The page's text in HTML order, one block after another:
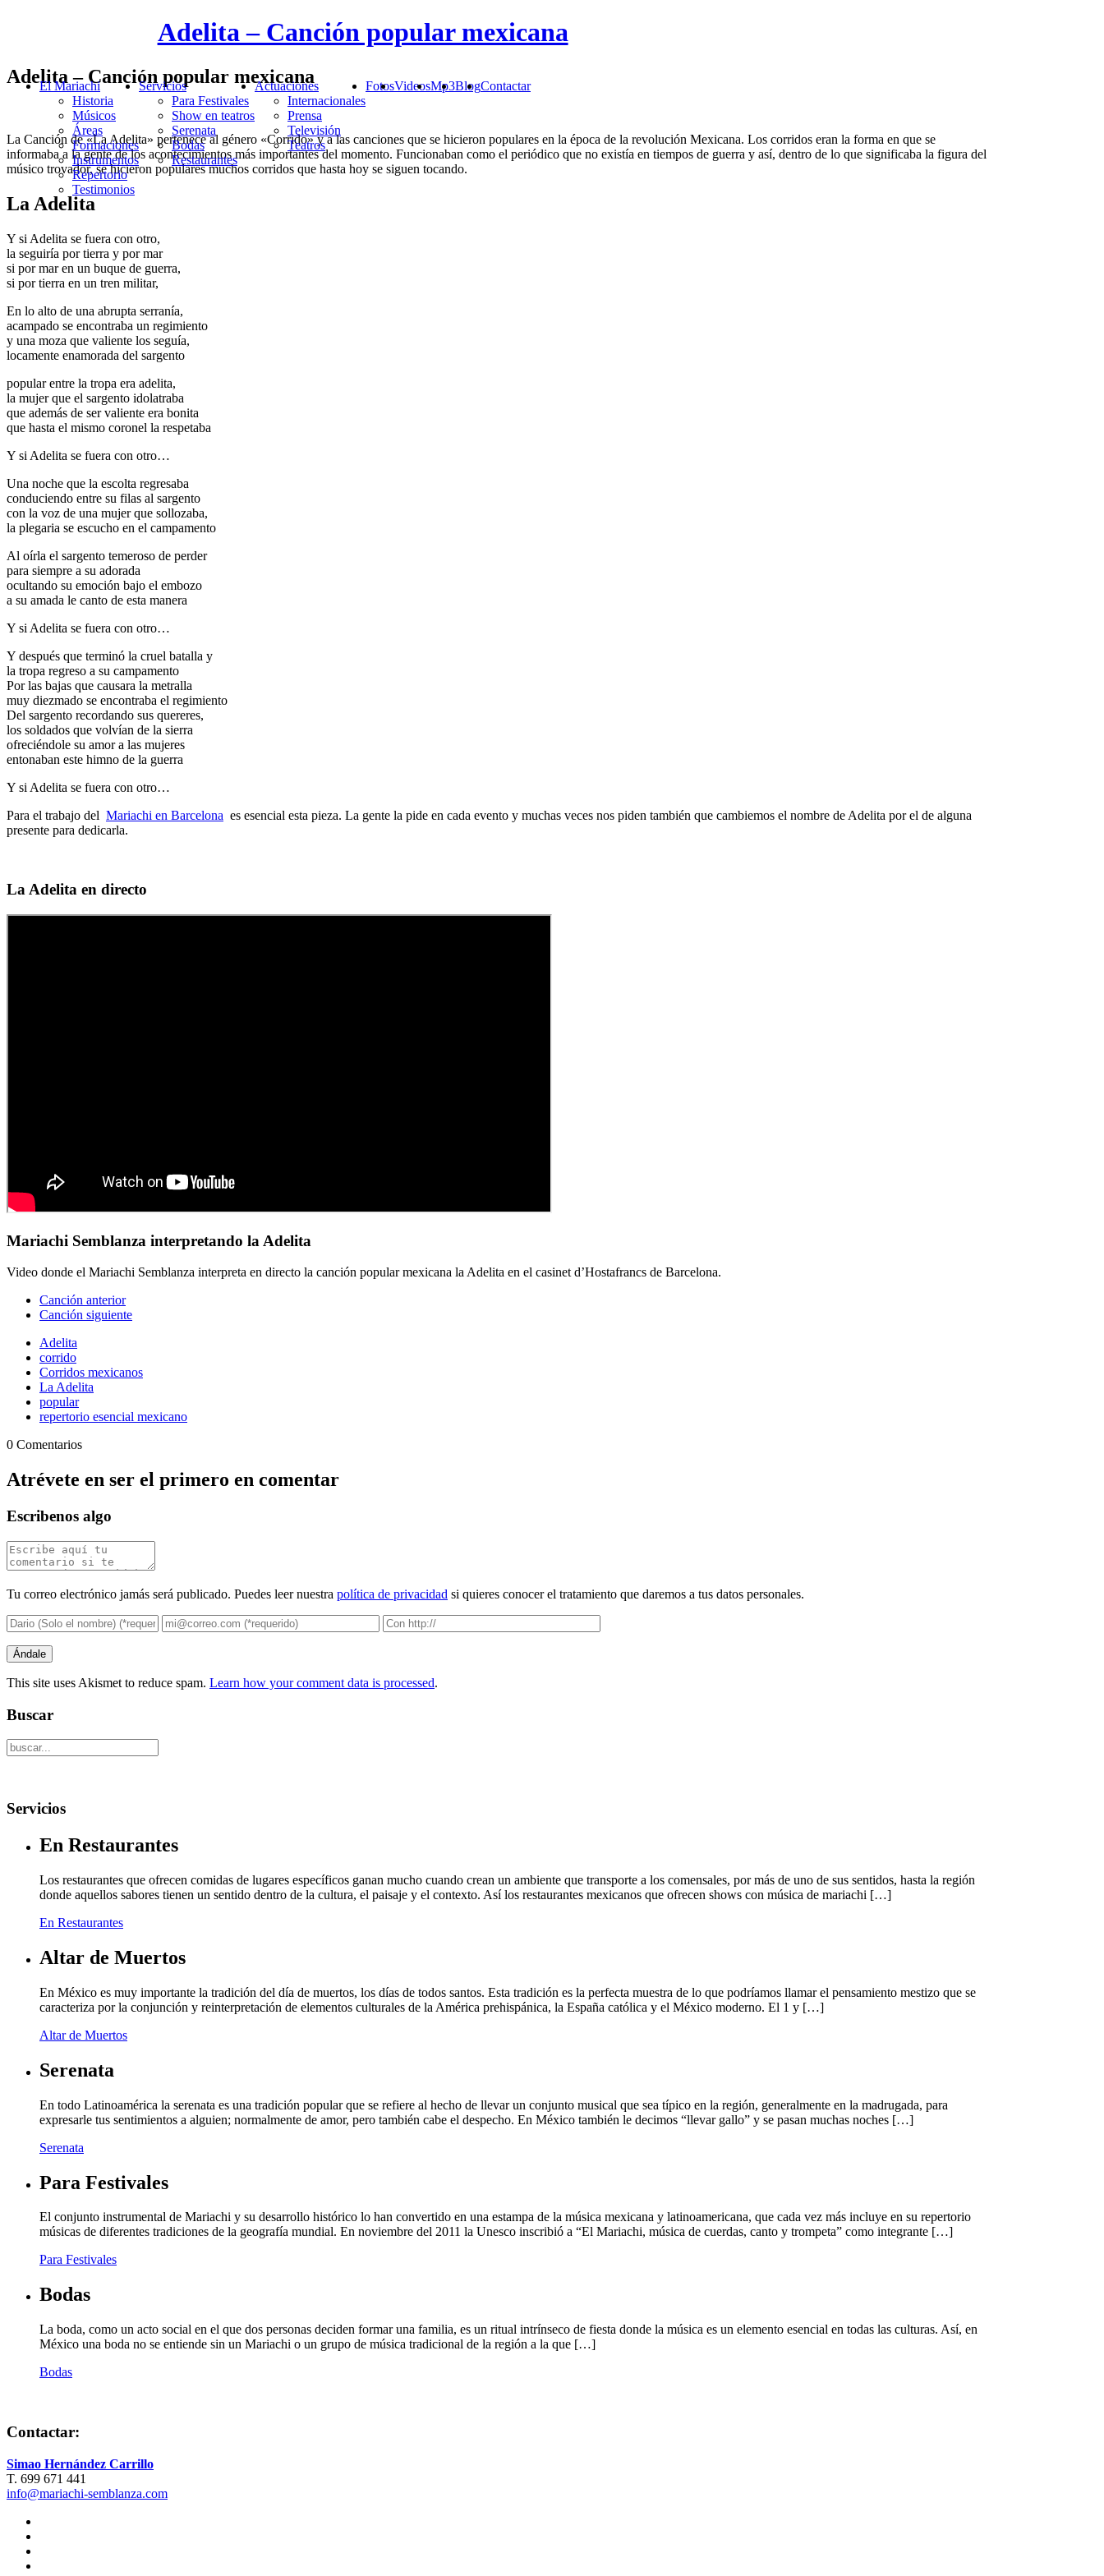
Adelita – Canción popular mexicana
El Mariachi
Historia
Músicos
Áreas
Formaciones
Instrumentos
Repertorio
Testimonios
Servicios
Para Festivales
Show en teatros
Serenata
Bodas
Restaurantes
Actuaciones
Internacionales
Prensa
Televisión
Teatros
FotosVideosMp3BlogContactar
Adelita – Canción popular mexicana
La Canción de «La Adelita» pertenece al género «Corrido» y a las canciones que se hicieron populares en la época de la revolución Mexicana. Los corridos eran la forma en que se
informaba a la gente de los acontecimientos más importantes del momento. Funcionaban como el periódico que no existía en tiempos de guerra y así, dentro de lo que significaba la figura del
músico trovador, se hicieron populares muchos corridos que hasta hoy se siguen tocando.
La Adelita
Y si Adelita se fuera con otro,
la seguiría por tierra y por mar
si por mar en un buque de guerra,
si por tierra en un tren militar,
En lo alto de una abrupta serranía,
acampado se encontraba un regimiento
y una moza que valiente los seguía,
locamente enamorada del sargento
popular entre la tropa era adelita,
la mujer que el sargento idolatraba
que además de ser valiente era bonita
que hasta el mismo coronel la respetaba
Y si Adelita se fuera con otro…
Una noche que la escolta regresaba
conduciendo entre su filas al sargento
con la voz de una mujer que sollozaba,
la plegaria se escucho en el campamento
Al oírla el sargento temeroso de perder
para siempre a su adorada
ocultando su emoción bajo el embozo
a su amada le canto de esta manera
Y si Adelita se fuera con otro…
Y después que terminó la cruel batalla y
la tropa regreso a su campamento
Por las bajas que causara la metralla
muy diezmado se encontraba el regimiento
Del sargento recordando sus quereres,
los soldados que volvían de la sierra
ofreciéndole su amor a las mujeres
entonaban este himno de la guerra
Y si Adelita se fuera con otro…
Para el trabajo del Mariachi en Barcelona es esencial esta pieza. La gente la pide en cada evento y muchas veces nos piden también que cambiemos el nombre de Adelita por el de alguna
presente para dedicarla.
La Adelita en directo
Mariachi Semblanza interpretando la Adelita
Video donde el Mariachi Semblanza interpreta en directo la canción popular mexicana la Adelita en el casinet d’Hostafrancs de Barcelona.
Canción anterior
Canción siguiente
Adelita
corrido
Corridos mexicanos
La Adelita
popular
repertorio esencial mexicano
0 Comentarios
Atrévete en ser el primero en comentar
Escribenos algo
Tu correo electrónico jamás será publicado. Puedes leer nuestra política de privacidad si quieres conocer el tratamiento que daremos a tus datos personales.
This site uses Akismet to reduce spam. Learn how your comment data is processed.
Buscar
Servicios
En Restaurantes
Los restaurantes que ofrecen comidas de lugares específicos ganan mucho cuando crean un ambiente que transporte a los comensales, por más de uno de sus sentidos, hasta la región
donde aquellos sabores tienen un sentido dentro de la cultura, el paisaje y el contexto. Así los restaurantes mexicanos que ofrecen shows con música de mariachi […]
En Restaurantes
Altar de Muertos
En México es muy importante la tradición del día de muertos, los días de todos santos. Esta tradición es la perfecta muestra de lo que podríamos llamar el pensamiento mestizo que se
caracteriza por la conjunción y reinterpretación de elementos culturales de la América prehispánica, la España católica y el México moderno. El 1 y […]
Altar de Muertos
Serenata
En todo Latinoamérica la serenata es una tradición popular que se refiere al hecho de llevar un conjunto musical que sea típico en la región, generalmente en la madrugada, para
expresarle tus sentimientos a alguien; normalmente de amor, pero también cabe el despecho. En México también le decimos “llevar gallo” y se pasan muchas noches […]
Serenata
Para Festivales
El conjunto instrumental de Mariachi y su desarrollo histórico lo han convertido en una estampa de la música mexicana y latinoamericana, que cada vez más incluye en su repertorio
músicas de diferentes tradiciones de la geografía mundial. En noviembre del 2011 la Unesco inscribió a “El Mariachi, música de cuerdas, canto y trompeta” como integrante […]
Para Festivales
Bodas
La boda, como un acto social en el que dos personas deciden formar una familia, es un ritual intrínseco de fiesta donde la música es un elemento esencial en todas las culturas. Así, en
México una boda no se entiende sin un Mariachi o un grupo de música tradicional de la región a la que […]
Bodas
Contactar:
Simao Hernández Carrillo
T. 699 671 441
info@mariachi-semblanza.com